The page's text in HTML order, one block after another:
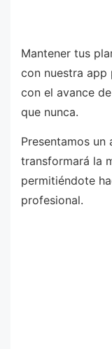
Mantener tus
con nuestra app
con el avance
que nunca.
Presentamos
transformará la
permitiéndote
profesional.